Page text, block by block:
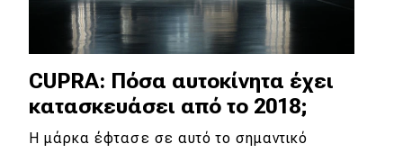
Classic
Νέα
Παρουσιάσεις
CUPRA: Πόσα αυτοκίνητα έχει
κατασκευάσει από το 2018;
Η μάρκα έφτασε σε αυτό το σημαντικό